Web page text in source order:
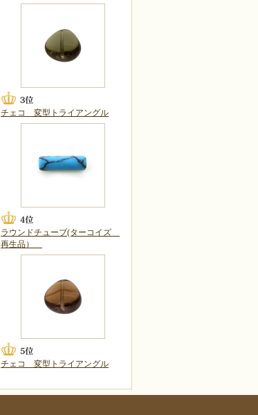
チェコ 変型トライアングル
ラウンドチューブ(ターコイズ
再生品）
チェコ 変型トライアングル